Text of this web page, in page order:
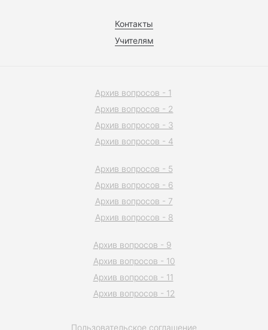
Контакты
Учителям
Пользовательское соглашение
Архив вопросов - 1
Архив вопросов - 2
Архив вопросов - 3
Архив вопросов - 4
Архив вопросов - 5
Архив вопросов - 6
Архив вопросов - 7
Архив вопросов - 8
Архив вопросов - 9
Архив вопросов - 10
Архив вопросов - 11
Архив вопросов - 12